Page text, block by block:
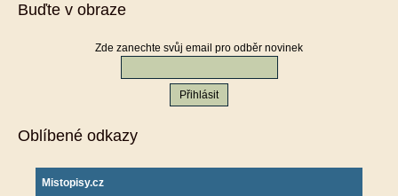
Buďte v obraze
Zde zanechte svůj email pro odběr novinek
Oblíbené odkazy
Mistopisy.cz